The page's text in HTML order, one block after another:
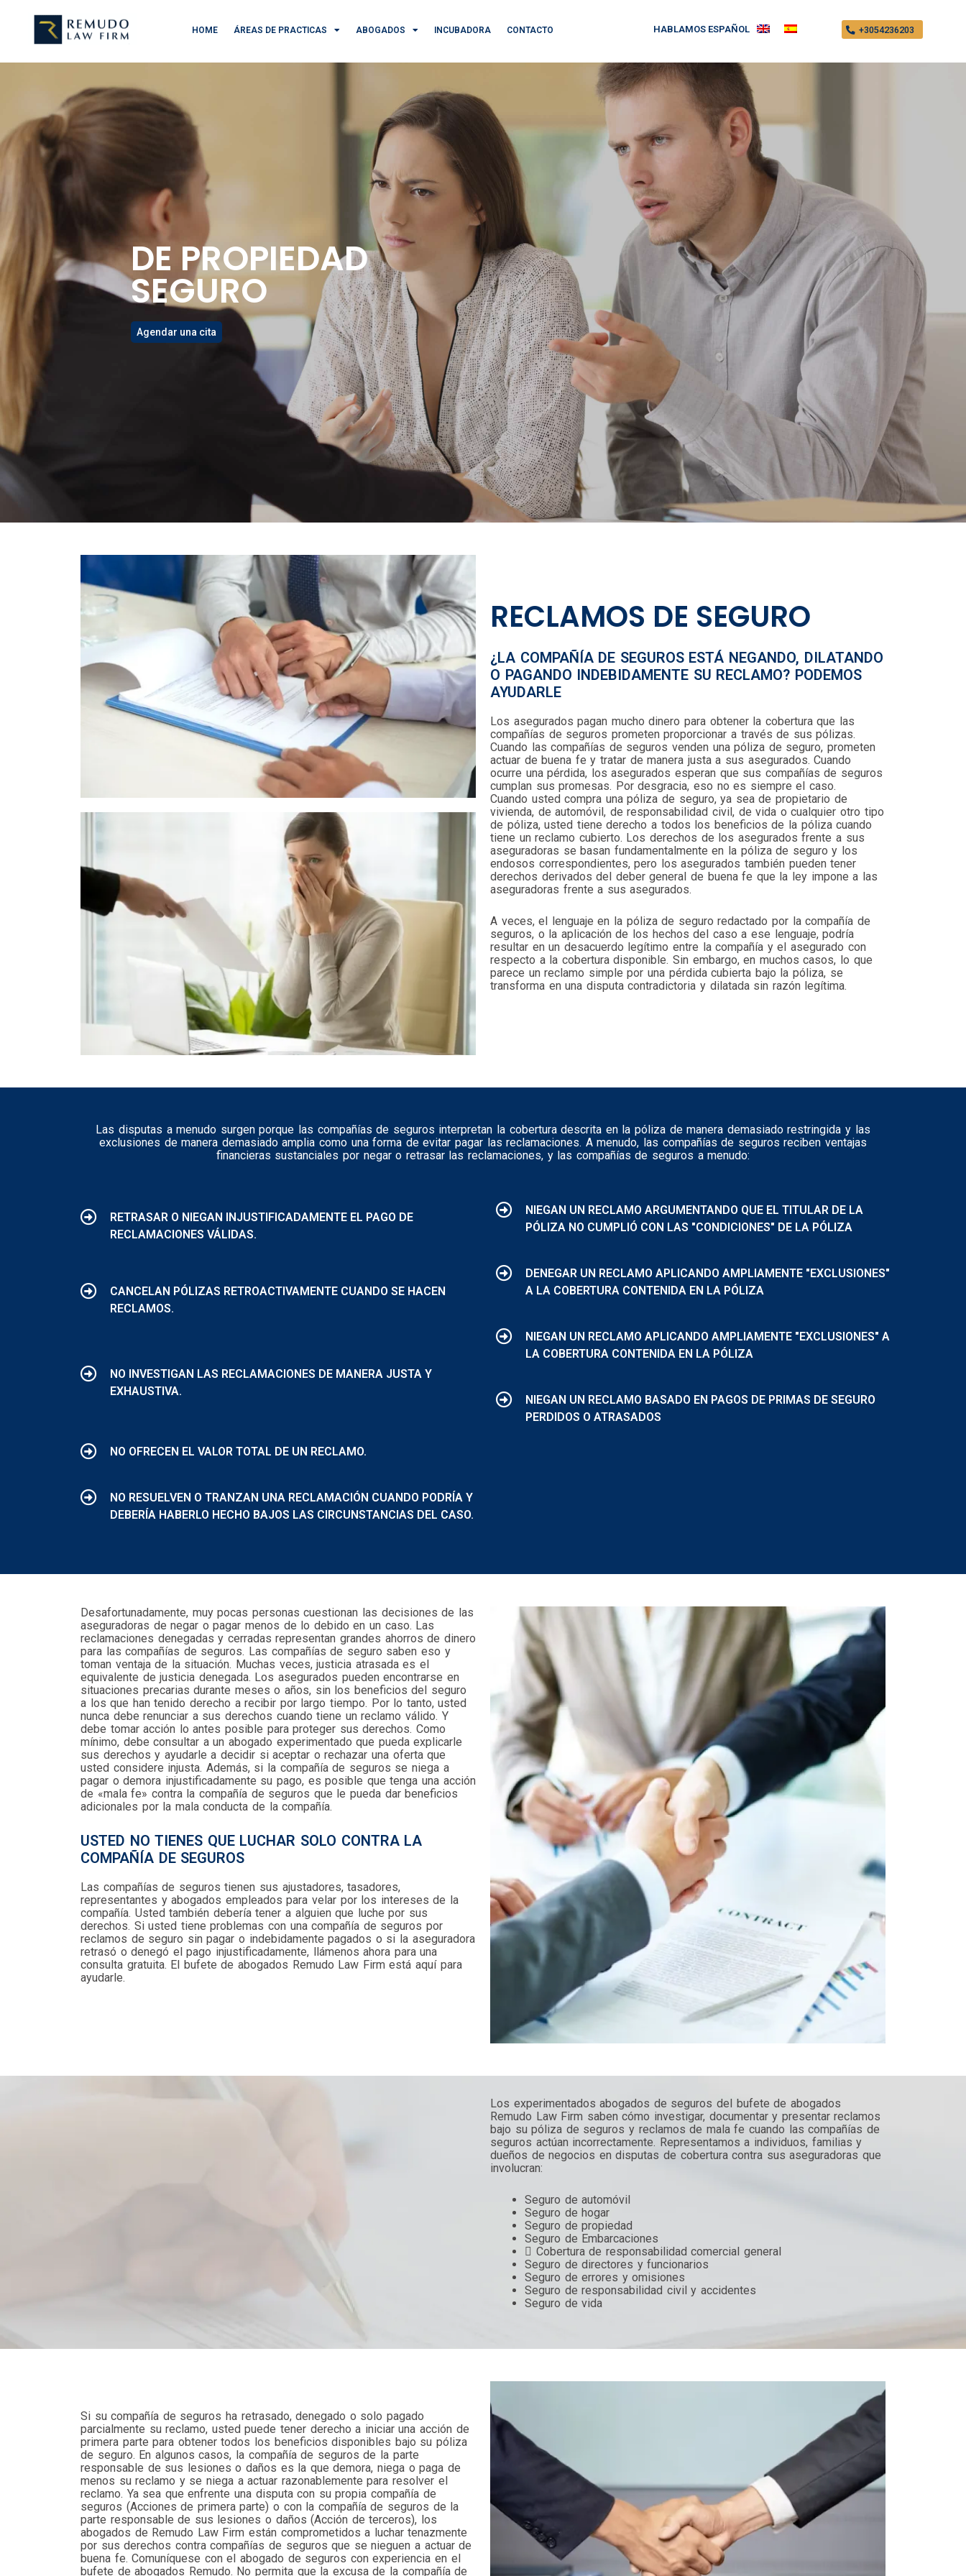
HOME ÁREAS DE PRACTICAS ABOGADOS INCUBADORA CONTACTO HABLAMOS ESPAÑOL +3054236203
DE PROPIEDAD
SEGURO
Agendar una cita
RECLAMOS DE SEGURO
¿LA COMPAÑÍA DE SEGUROS ESTÁ NEGANDO, DILATANDO
O PAGANDO INDEBIDAMENTE SU RECLAMO? PODEMOS
AYUDARLE
Los asegurados pagan mucho dinero para obtener la cobertura que las
compañías de seguros prometen proporcionar a través de sus pólizas.
Cuando las compañías de seguros venden una póliza de seguro, prometen
actuar de buena fe y tratar de manera justa a sus asegurados. Cuando
ocurre una pérdida, los asegurados esperan que sus compañías de seguros
cumplan sus promesas. Por desgracia, eso no es siempre el caso.
Cuando usted compra una póliza de seguro, ya sea de propietario de
vivienda, de automóvil, de responsabilidad civil, de vida o cualquier otro tipo
de póliza, usted tiene derecho a todos los beneficios de la póliza cuando
tiene un reclamo cubierto. Los derechos de los asegurados frente a sus
aseguradoras se basan fundamentalmente en la póliza de seguro y los
endosos correspondientes, pero los asegurados también pueden tener
derechos derivados del deber general de buena fe que la ley impone a las
aseguradoras frente a sus asegurados.
A veces, el lenguaje en la póliza de seguro redactado por la compañía de
seguros, o la aplicación de los hechos del caso a ese lenguaje, podría
resultar en un desacuerdo legítimo entre la compañía y el asegurado con
respecto a la cobertura disponible. Sin embargo, en muchos casos, lo que
parece un reclamo simple por una pérdida cubierta bajo la póliza, se
transforma en una disputa contradictoria y dilatada sin razón legítima.
Las disputas a menudo surgen porque las compañías de seguros interpretan la cobertura descrita en la póliza de manera demasiado restringida y las
exclusiones de manera demasiado amplia como una forma de evitar pagar las reclamaciones. A menudo, las compañías de seguros reciben ventajas
financieras sustanciales por negar o retrasar las reclamaciones, y las compañías de seguros a menudo:
RETRASAR O NIEGAN INJUSTIFICADAMENTE EL PAGO DE
RECLAMACIONES VÁLIDAS.
CANCELAN PÓLIZAS RETROACTIVAMENTE CUANDO SE HACEN
RECLAMOS.
NO INVESTIGAN LAS RECLAMACIONES DE MANERA JUSTA Y
EXHAUSTIVA.
NO OFRECEN EL VALOR TOTAL DE UN RECLAMO.
NO RESUELVEN O TRANZAN UNA RECLAMACIÓN CUANDO PODRÍA Y
DEBERÍA HABERLO HECHO BAJOS LAS CIRCUNSTANCIAS DEL CASO.
NIEGAN UN RECLAMO ARGUMENTANDO QUE EL TITULAR DE LA
PÓLIZA NO CUMPLIÓ CON LAS "CONDICIONES" DE LA PÓLIZA
DENEGAR UN RECLAMO APLICANDO AMPLIAMENTE "EXCLUSIONES"
A LA COBERTURA CONTENIDA EN LA PÓLIZA
NIEGAN UN RECLAMO APLICANDO AMPLIAMENTE "EXCLUSIONES" A
LA COBERTURA CONTENIDA EN LA PÓLIZA
NIEGAN UN RECLAMO BASADO EN PAGOS DE PRIMAS DE SEGURO
PERDIDOS O ATRASADOS
Desafortunadamente, muy pocas personas cuestionan las decisiones de las
aseguradoras de negar o pagar menos de lo debido en un caso. Las
reclamaciones denegadas y cerradas representan grandes ahorros de dinero
para las compañías de seguros. Las compañías de seguro saben eso y
toman ventaja de la situación. Muchas veces, justicia atrasada es el
equivalente de justicia denegada. Los asegurados pueden encontrarse en
situaciones precarias durante meses o años, sin los beneficios del seguro
a los que han tenido derecho a recibir por largo tiempo. Por lo tanto, usted
nunca debe renunciar a sus derechos cuando tiene un reclamo válido. Y
debe tomar acción lo antes posible para proteger sus derechos. Como
mínimo, debe consultar a un abogado experimentado que pueda explicarle
sus derechos y ayudarle a decidir si aceptar o rechazar una oferta que
usted considere injusta. Además, si la compañía de seguros se niega a
pagar o demora injustificadamente su pago, es posible que tenga una acción
de «mala fe» contra la compañía de seguros que le pueda dar beneficios
adicionales por la mala conducta de la compañía.
USTED NO TIENES QUE LUCHAR SOLO CONTRA LA
COMPAÑÍA DE SEGUROS
Las compañías de seguros tienen sus ajustadores, tasadores,
representantes y abogados empleados para velar por los intereses de la
compañía. Usted también debería tener a alguien que luche por sus
derechos. Si usted tiene problemas con una compañía de seguros por
reclamos de seguro sin pagar o indebidamente pagados o si la aseguradora
retrasó o denegó el pago injustificadamente, llámenos ahora para una
consulta gratuita. El bufete de abogados Remudo Law Firm está aquí para
ayudarle.
Los experimentados abogados de seguros del bufete de abogados
Remudo Law Firm saben cómo investigar, documentar y presentar reclamos
bajo su póliza de seguros y reclamos de mala fe cuando las compañías de
seguros actúan incorrectamente. Representamos a individuos, familias y
dueños de negocios en disputas de cobertura contra sus aseguradoras que
involucran:
Seguro de automóvil
Seguro de hogar
Seguro de propiedad
Seguro de Embarcaciones
 Cobertura de responsabilidad comercial general
Seguro de directores y funcionarios
Seguro de errores y omisiones
Seguro de responsabilidad civil y accidentes
Seguro de vida
Si su compañía de seguros ha retrasado, denegado o solo pagado
parcialmente su reclamo, usted puede tener derecho a iniciar una acción de
primera parte para obtener todos los beneficios disponibles bajo su póliza
de seguro. En algunos casos, la compañía de seguros de la parte
responsable de sus lesiones o daños es la que demora, niega o paga de
menos su reclamo y se niega a actuar razonablemente para resolver el
reclamo. Ya sea que enfrente una disputa con su propia compañía de
seguros (Acciones de primera parte) o con la compañía de seguros de la
parte responsable de sus lesiones o daños (Acción de terceros), los
abogados de Remudo Law Firm están comprometidos a luchar tenazmente
por sus derechos contra compañías de seguros que se nieguen a actuar de
buena fe. Comuníquese con el abogado de seguros con experiencia en el
bufete de abogados Remudo. No permita que la excusa de la compañía de